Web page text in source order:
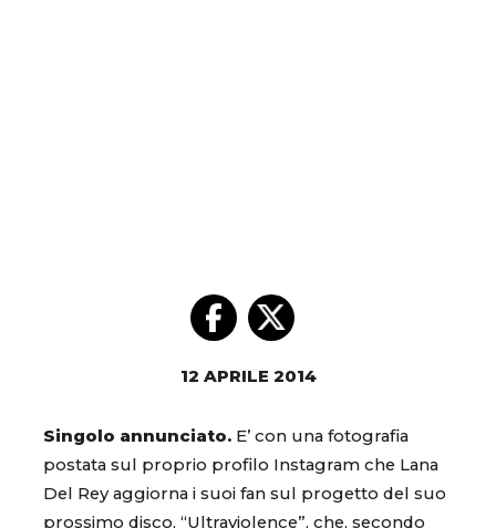
12 APRILE 2014
Singolo annunciato. E’ con una fotografia
postata sul proprio profilo Instagram che Lana
Del Rey aggiorna i suoi fan sul progetto del suo
prossimo disco, “Ultraviolence”, che, secondo